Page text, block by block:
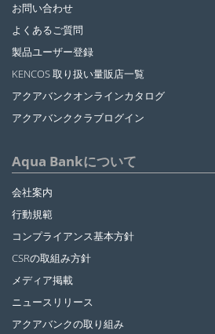
お問い合わせ
よくあるご質問
製品ユーザー登録
KENCOS 取り扱い量販店一覧
アクアバンクオンラインカタログ
アクアバンククラブログイン
Aqua Bankについて
会社案内
行動規範
コンプライアンス基本方針
CSRの取組み方針
メディア掲載
ニュースリリース
アクアバンクの取り組み